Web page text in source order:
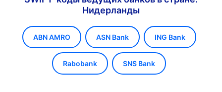
Нидерланды
ABN AMRO ASN Bank ING Bank
Rabobank SNS Bank